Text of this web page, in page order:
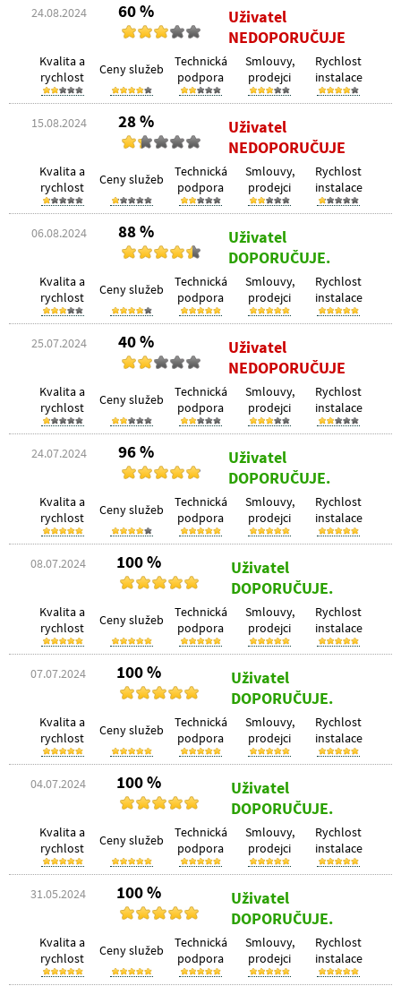
24.08.2024 60 %
Uživatel
NEDOPORUČUJE
Kvalita a
rychlost
Ceny služeb
Technická
podpora
Smlouvy,
prodejci
Rychlost
instalace
15.08.2024 28 %
Uživatel
NEDOPORUČUJE
Kvalita a
rychlost
Ceny služeb
Technická
podpora
Smlouvy,
prodejci
Rychlost
instalace
06.08.2024 88 %
Uživatel
DOPORUČUJE.
Kvalita a
rychlost
Ceny služeb
Technická
podpora
Smlouvy,
prodejci
Rychlost
instalace
25.07.2024 40 %
Uživatel
NEDOPORUČUJE
Kvalita a
rychlost
Ceny služeb
Technická
podpora
Smlouvy,
prodejci
Rychlost
instalace
24.07.2024 96 %
Uživatel
DOPORUČUJE.
Kvalita a
rychlost
Ceny služeb
Technická
podpora
Smlouvy,
prodejci
Rychlost
instalace
08.07.2024 100 %
Uživatel
DOPORUČUJE.
Kvalita a
rychlost
Ceny služeb
Technická
podpora
Smlouvy,
prodejci
Rychlost
instalace
07.07.2024 100 %
Uživatel
DOPORUČUJE.
Kvalita a
rychlost
Ceny služeb
Technická
podpora
Smlouvy,
prodejci
Rychlost
instalace
04.07.2024 100 %
Uživatel
DOPORUČUJE.
Kvalita a
rychlost
Ceny služeb
Technická
podpora
Smlouvy,
prodejci
Rychlost
instalace
31.05.2024 100 %
Uživatel
DOPORUČUJE.
Kvalita a
rychlost
Ceny služeb
Technická
podpora
Smlouvy,
prodejci
Rychlost
instalace